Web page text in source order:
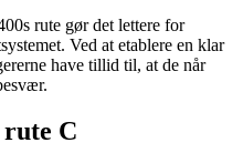
rute gør det lettere for
Ved at etablere en klar
have tillid til, at de når
C